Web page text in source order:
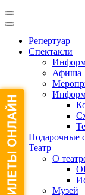
Репертуар
Спектакли
Афиша
Подарочные
Театр
О
Музей